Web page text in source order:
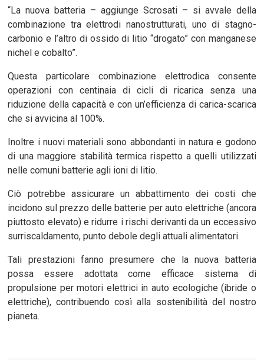
“La nuova batteria – aggiunge Scrosati – si avvale della
combinazione tra elettrodi nanostrutturati, uno di stagno-
carbonio e l’altro di ossido di litio “drogato” con manganese
nichel e cobalto”.
Questa particolare combinazione elettrodica consente
operazioni con centinaia di cicli di ricarica senza una
riduzione della capacità e con un’efficienza di carica-scarica
che si avvicina al 100%.
Inoltre i nuovi materiali sono abbondanti in natura e godono
di una maggiore stabilità termica rispetto a quelli utilizzati
nelle comuni batterie agli ioni di litio.
Ciò potrebbe assicurare un abbattimento dei costi che
incidono sul prezzo delle batterie per auto elettriche (ancora
piuttosto elevato) e ridurre i rischi derivanti da un eccessivo
surriscaldamento, punto debole degli attuali alimentatori.
Tali prestazioni fanno presumere che la nuova batteria
possa essere adottata come efficace sistema di
propulsione per motori elettrici in auto ecologiche (ibride o
elettriche), contribuendo così alla sostenibilità del nostro
pianeta.